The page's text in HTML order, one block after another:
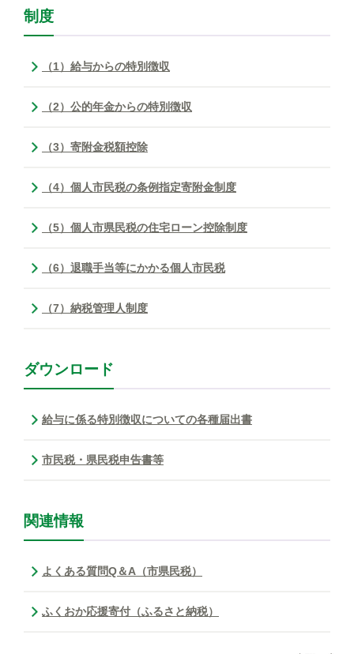
制度
（1）給与からの特別徴収
（2）公的年金からの特別徴収
（3）寄附金税額控除
（4）個人市民税の条例指定寄附金制度
（5）個人市県民税の住宅ローン控除制度
（6）退職手当等にかかる個人市民税
（7）納税管理人制度
ダウンロード
給与に係る特別徴収についての各種届出書
市民税・県民税申告書等
関連情報
よくある質問Q＆A（市県民税）
ふくおか応援寄付（ふるさと納税）